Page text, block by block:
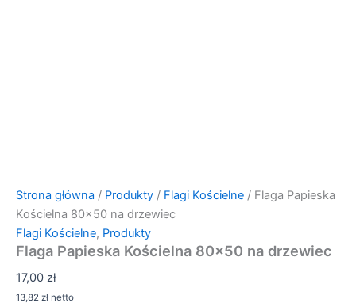
Strona główna / Produkty / Flagi Kościelne / Flaga Papieska
Kościelna 80×50 na drzewiec
Flagi Kościelne, Produkty
Flaga Papieska Kościelna 80×50 na drzewiec
17,00 zł
13,82 zł netto